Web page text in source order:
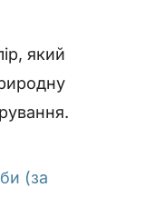
який
(за